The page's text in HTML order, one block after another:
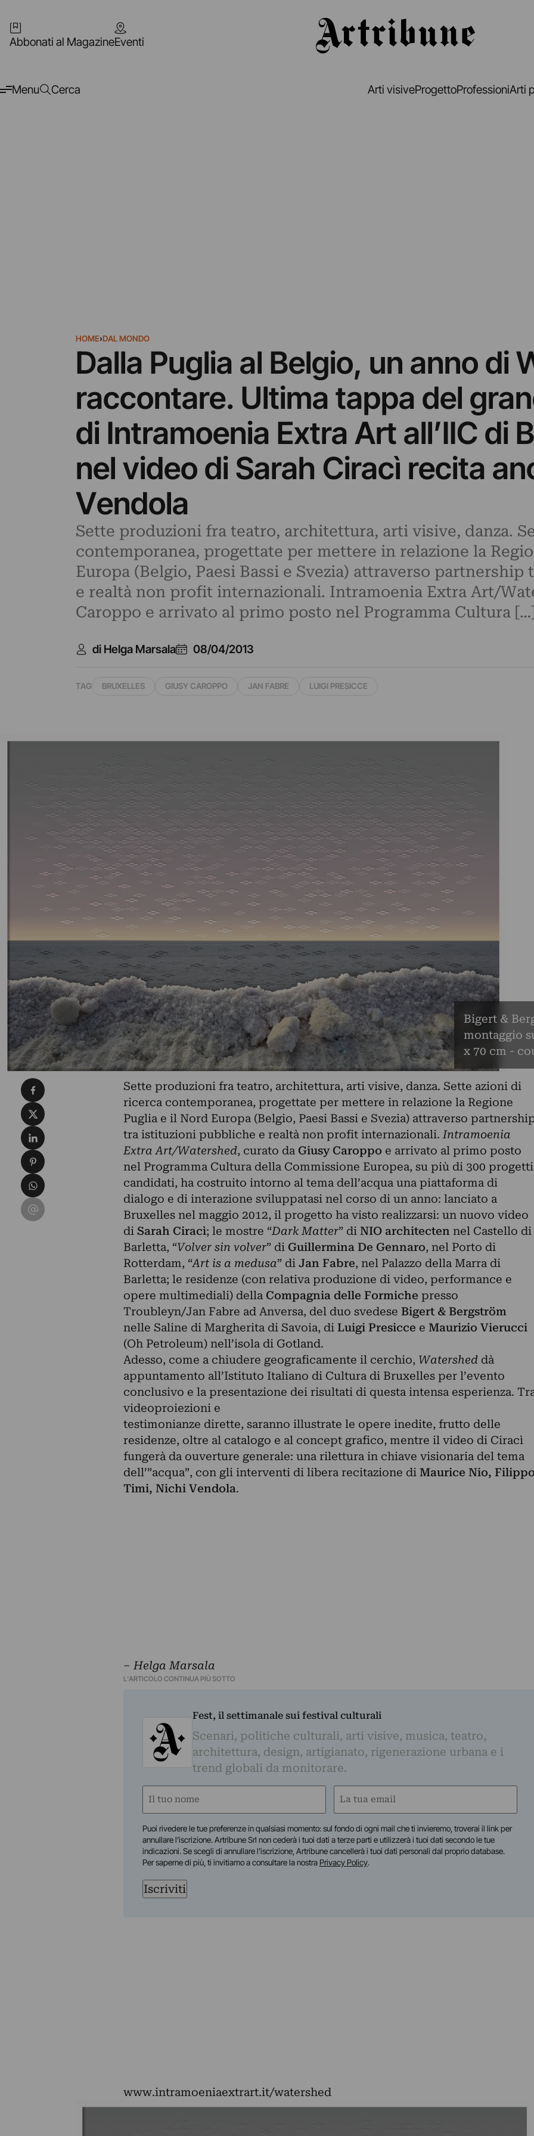
Abbonati al MagazineEventi
Menu Cerca Arti visiveProgettoProfessioniArti
HOME›DAL MONDO
Dalla Puglia al Belgio, un anno di
raccontare. Ultima tappa del
di Intramoenia Extra Art all’IIC di
nel video di Sarah Ciracì recita
Vendola
Sette produzioni fra teatro, architettura, arti visive, danza.
contemporanea, progettate per mettere in relazione la
Europa (Belgio, Paesi Bassi e Svezia) attraverso
e realtà non profit internazionali. Intramoenia Extra Art/
Caroppo e arrivato al primo posto nel Programma Cultura
di Helga Marsala 08/04/2013
TAG BRUXELLES GIUSY CAROPPO JAN FABRE LUIGI PRESICCE
Bigert &
montaggio
x 70 cm -
Sette produzioni fra teatro, architettura, arti visive, danza. Sette azioni di
ricerca contemporanea, progettate per mettere in relazione la Regione
Puglia e il Nord Europa (Belgio, Paesi Bassi e Svezia) attraverso
tra istituzioni pubbliche e realtà non profit internazionali. Intramoenia
Extra Art/Watershed, curato da Giusy Caroppo e arrivato al primo posto
nel Programma Cultura della Commissione Europea, su più di 300 progetti
candidati, ha costruito intorno al tema dell’acqua una piattaforma di
dialogo e di interazione sviluppatasi nel corso di un anno: lanciato a
Bruxelles nel maggio 2012, il progetto ha visto realizzarsi: un nuovo video
di Sarah Ciracì; le mostre “Dark Matter” di NIO architecten nel Castello di
Barletta, “Volver sin volver” di Guillermina De Gennaro, nel Porto di
Rotterdam, “Art is a medusa” di Jan Fabre, nel Palazzo della Marra di
Barletta; le residenze (con relativa produzione di video, performance e
opere multimediali) della Compagniadelle Formiche presso
Troubleyn/Jan Fabre ad Anversa, del duo svedese Bigert& Bergström
nelle Saline di Margherita di Savoia, di Luigi Presicce e Maurizio Vierucci
(Oh Petroleum) nell’isola di Gotland.
Adesso, come a chiudere geograficamente il cerchio, Watersheddà
appuntamento all’Istituto Italiano di Cultura di Bruxelles per l’evento
conclusivo e la presentazione dei risultati di questa intensa esperienza.
videoproiezioni e
testimonianze dirette, saranno illustrate le opere inedite, frutto delle
residenze, oltre al catalogo e al concept grafico, mentre il video di Ciracì
fungerà da ouverture generale: una rilettura in chiave visionaria del tema
dell’”acqua”, con gli interventi di libera recitazione di Maurice Nio,
Timi, Nichi Vendola.
– Helga Marsala
L'ARTICOLO CONTINUA PIÙ SOTTO
Fest, il settimanale sui festival culturali
Scenari, politiche culturali, arti visive, musica, teatro,
architettura, design, artigianato, rigenerazione urbana e i
trend globali da monitorare.
Nome
Email
Puoi rivedere le tue preferenze in qualsiasi momento: sul fondo di ogni mail che ti invieremo, troverai il link per
annullare l’iscrizione. Artribune Srl non cederà i tuoi dati a terze parti e utilizzerà i tuoi dati secondo le tue
indicazioni. Se scegli di annullare l’iscrizione, Artribune cancellerà i tuoi dati personali dal proprio database.
Per saperne di più, ti invitiamo a consultare la nostra Privacy Policy.
Iscriviti
www.intramoeniaextrart.it/watershed
Condividi su Facebook
Condividi su X
Condividi su LinkedIn
Condividi su Pinterest
Condividi su WhatsApp
Condividi su Email